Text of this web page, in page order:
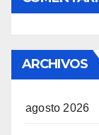
ARCHIVOS
agosto 2026